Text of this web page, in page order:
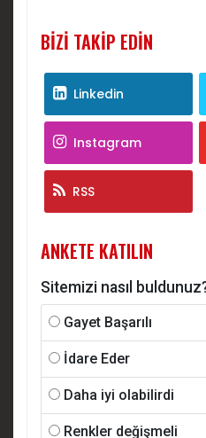
BIZI TAKIP EDIN
Linkedin
Instagram
RSS
ANKETE KATILIN
Sitemizi nasıl
Gayet Başarılı
İdare Eder
Daha iyi olabilirdi
Renkler değişmeli